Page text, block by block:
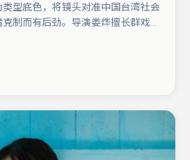
类型底色，将镜头对准中国台湾社会
制而有后劲。导演娄烨擅长群戏与
情感锚点，易烊千玺则以细节塑造推
完成度较高，适合周末一口气追完。